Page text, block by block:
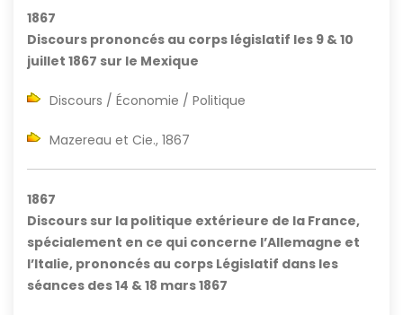
1867
Discours prononcés au corps législatif les 9 & 10
juillet 1867 sur le Mexique
Discours / Économie / Politique
Mazereau et Cie., 1867
1867
Discours sur la politique extérieure de la France,
spécialement en ce qui concerne l’Allemagne et
l’Italie, prononcés au corps Législatif dans les
séances des 14 & 18 mars 1867